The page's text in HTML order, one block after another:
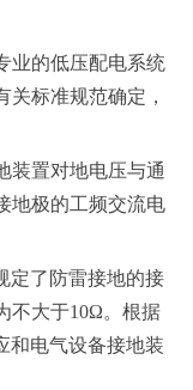
业的低压配电系统
标准规范确定，
装置对地电压与通
地极的工频交流电
定了防雷接地的接
不大于10Ω。根据
和电气设备接地装